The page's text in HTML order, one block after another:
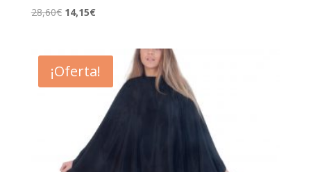
28,60€ El
era:
28,60€.
14,15€El
es:
14,15€.
¡Oferta!